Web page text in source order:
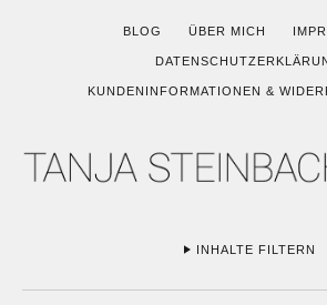
BLOG ÜBER MICH
KUNDENINFORMATIONEN &
INHALTE FILTERN